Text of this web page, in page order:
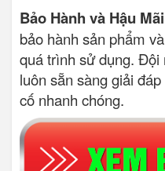
Bảo Hành và Hậu
bảo hành sản phẩm
quá trình sử dụng. Đội
luôn sẵn sàng giải
cố nhanh chóng.